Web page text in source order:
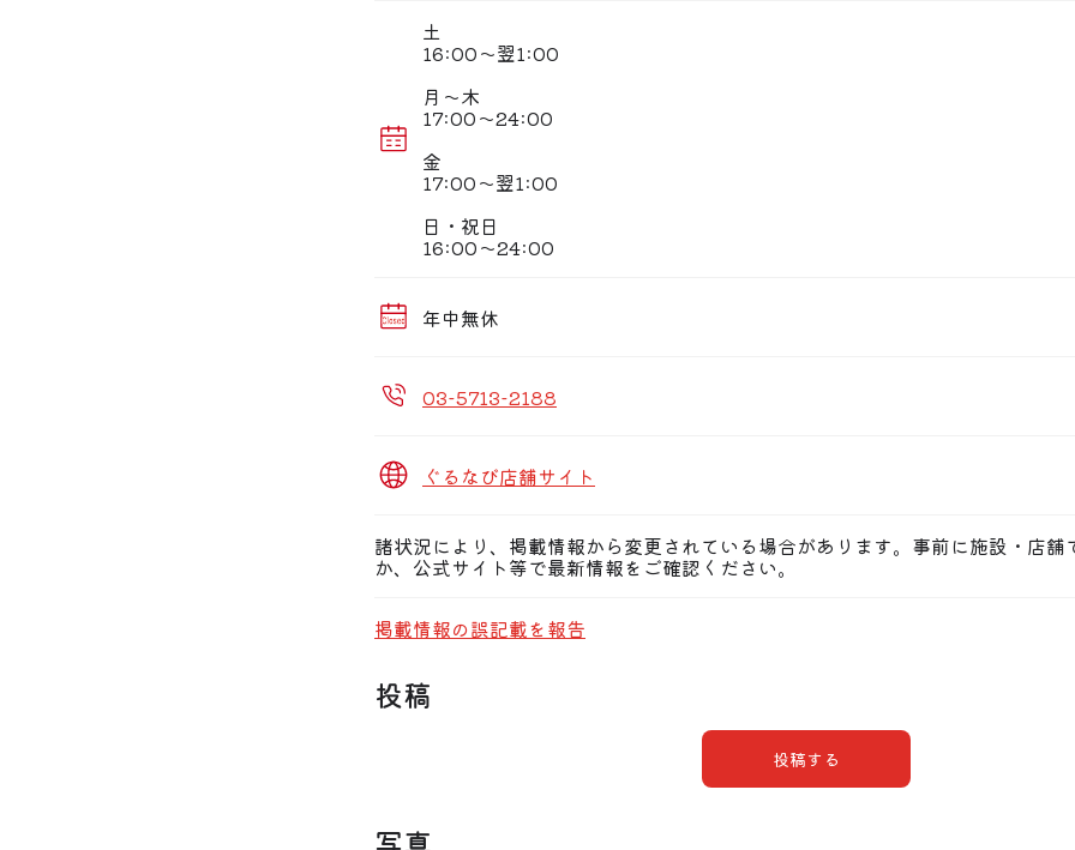
蒲田店限定のコースプランや単品の飲み放題もご用意しております。
■席情報■
古民家風の掘りごたつ式個室を多数完備。
2名様からご案内可能。少人数様での飲み会やカジュアルなデート利用に！
大型宴会向け個室も多数完備！最大60名様までのご利用を承っております！
土
16:00〜翌1:00
月〜木
17:00〜24:00
金
17:00〜翌1:00
日・祝日
16:00〜24:00
年中無休
03-5713-2188
ぐるなび店舗サイト
諸状況により、掲載情報から変更されている場合があります。事前に施設・店舗
か、公式サイト等で最新情報をご確認ください。
掲載情報の誤記載を報告
投稿
投稿する